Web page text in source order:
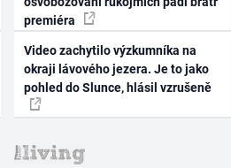
premiéra
Video zachytilo výzkumníka na
okraji lávového jezera. Je to jako
pohled do Slunce, hlásil vzrušeně